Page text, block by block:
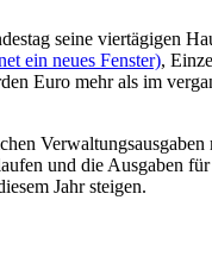
seine viertägigen
ein neues Fenster),
Euro mehr als im
und die Ausgaben
Jahr steigen.